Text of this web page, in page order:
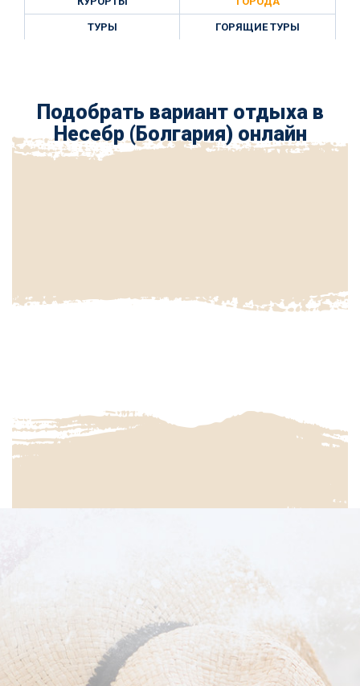
ТУРЫ ГОРЯЩИЕ ТУРЫ
Подобрать вариант отдыха в
Несебр (Болгария) онлайн